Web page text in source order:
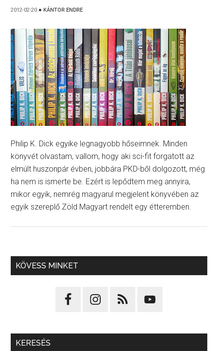
2012-02-20 ● KÁNTOR ENDRE
Philip K. Dick egyike legnagyobb hőseimnek. Minden
könyvét olvastam, vallom, hogy aki sci-fit forgatott az
elmúlt huszonpár évben, jobbára PKD-ből dolgozott, még
ha nem is ismerte be. Ezért is lepődtem meg annyira,
mikor egyik, nemrég magyarul megjelent könyvében az
egyik szereplő Zöld Magyart rendelt egy étteremben.
KÖVESS MINKET
KERESÉS